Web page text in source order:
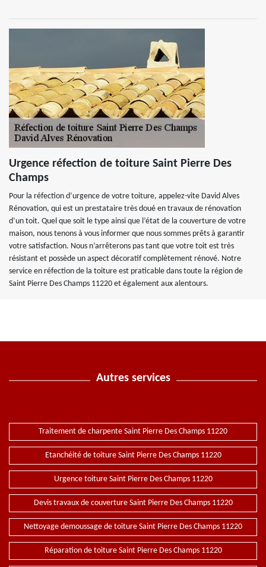
Urgence réfection de toiture Saint Pierre Des
Champs
Pour la réfection d’urgence de votre toiture, appelez-vite David Alves
Rénovation, qui est un prestataire très doué en travaux de rénovation
d’un toit. Quel que soit le type ainsi que l’état de la couverture de votre
maison, nous tenons à vous informer que nous sommes prêts à garantir
votre satisfaction. Nous n’arrêterons pas tant que votre toit est très
résistant et possède un aspect décoratif complètement rénové. Notre
service en réfection de la toiture est praticable dans toute la région de
Saint Pierre Des Champs 11220 et également aux alentours.
Autres services
Traitement de charpente Saint Pierre Des Champs 11220
Etanchéité de toiture Saint Pierre Des Champs 11220
Urgence toiture Saint Pierre Des Champs 11220
Devis travaux de couverture Saint Pierre Des Champs 11220
Nettoyage demoussage de toiture Saint Pierre Des Champs 11220
Réparation de toiture Saint Pierre Des Champs 11220